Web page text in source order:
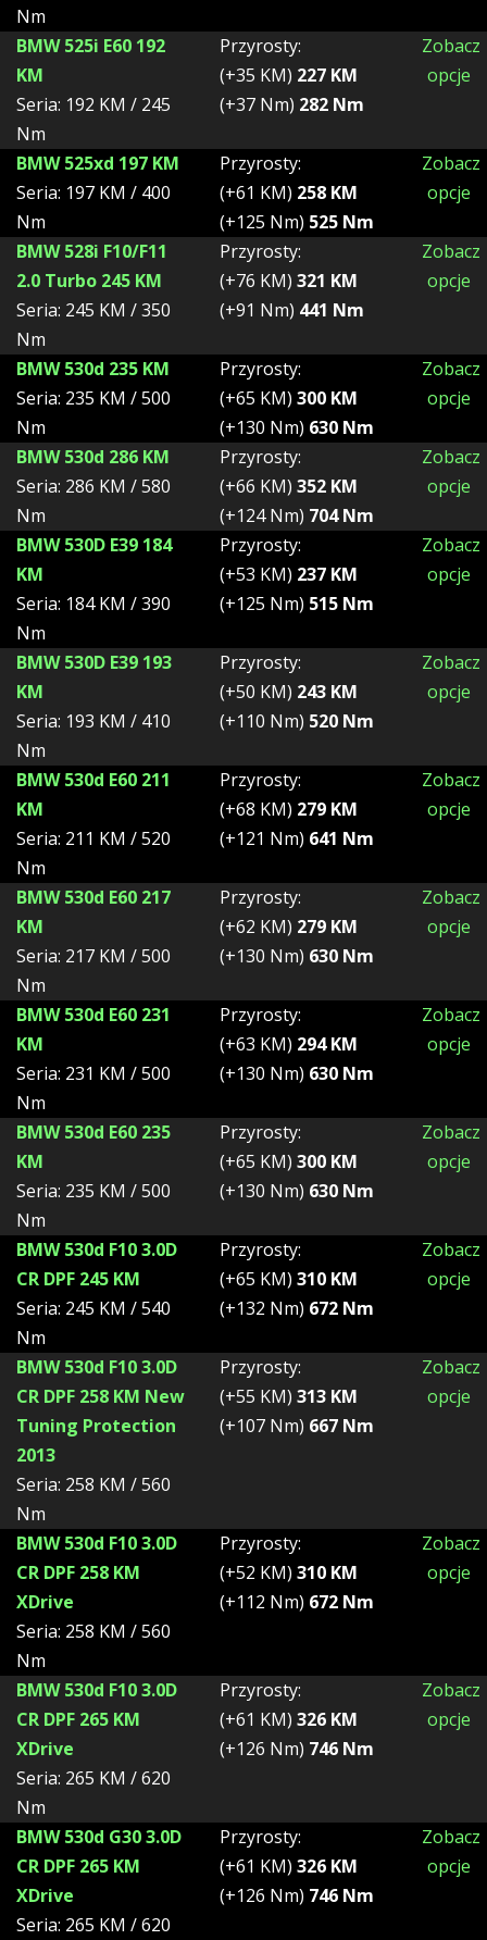
Nm
BMW 525i E60 192
KM
Seria: 192 KM / 245
Nm
Przyrosty:
(+35 KM) 227 KM
(+37 Nm) 282 Nm
Zobacz
opcje
BMW 525xd 197 KM
Seria: 197 KM / 400
Nm
Przyrosty:
(+61 KM) 258 KM
(+125 Nm) 525 Nm
Zobacz
opcje
BMW 528i F10/F11
2.0 Turbo 245 KM
Seria: 245 KM / 350
Nm
Przyrosty:
(+76 KM) 321 KM
(+91 Nm) 441 Nm
Zobacz
opcje
BMW 530d 235 KM
Seria: 235 KM / 500
Nm
Przyrosty:
(+65 KM) 300 KM
(+130 Nm) 630 Nm
Zobacz
opcje
BMW 530d 286 KM
Seria: 286 KM / 580
Nm
Przyrosty:
(+66 KM) 352 KM
(+124 Nm) 704 Nm
Zobacz
opcje
BMW 530D E39 184
KM
Seria: 184 KM / 390
Nm
Przyrosty:
(+53 KM) 237 KM
(+125 Nm) 515 Nm
Zobacz
opcje
BMW 530D E39 193
KM
Seria: 193 KM / 410
Nm
Przyrosty:
(+50 KM) 243 KM
(+110 Nm) 520 Nm
Zobacz
opcje
BMW 530d E60 211
KM
Seria: 211 KM / 520
Nm
Przyrosty:
(+68 KM) 279 KM
(+121 Nm) 641 Nm
Zobacz
opcje
BMW 530d E60 217
KM
Seria: 217 KM / 500
Nm
Przyrosty:
(+62 KM) 279 KM
(+130 Nm) 630 Nm
Zobacz
opcje
BMW 530d E60 231
KM
Seria: 231 KM / 500
Nm
Przyrosty:
(+63 KM) 294 KM
(+130 Nm) 630 Nm
Zobacz
opcje
BMW 530d E60 235
KM
Seria: 235 KM / 500
Nm
Przyrosty:
(+65 KM) 300 KM
(+130 Nm) 630 Nm
Zobacz
opcje
BMW 530d F10 3.0D
CR DPF 245 KM
Seria: 245 KM / 540
Nm
Przyrosty:
(+65 KM) 310 KM
(+132 Nm) 672 Nm
Zobacz
opcje
BMW 530d F10 3.0D
CR DPF 258 KM New
Tuning Protection
2013
Seria: 258 KM / 560
Nm
Przyrosty:
(+55 KM) 313 KM
(+107 Nm) 667 Nm
Zobacz
opcje
BMW 530d F10 3.0D
CR DPF 258 KM
XDrive
Seria: 258 KM / 560
Nm
Przyrosty:
(+52 KM) 310 KM
(+112 Nm) 672 Nm
Zobacz
opcje
BMW 530d F10 3.0D
CR DPF 265 KM
XDrive
Seria: 265 KM / 620
Nm
Przyrosty:
(+61 KM) 326 KM
(+126 Nm) 746 Nm
Zobacz
opcje
BMW 530d G30 3.0D
CR DPF 265 KM
XDrive
Seria: 265 KM / 620
Przyrosty:
(+61 KM) 326 KM
(+126 Nm) 746 Nm
Zobacz
opcje